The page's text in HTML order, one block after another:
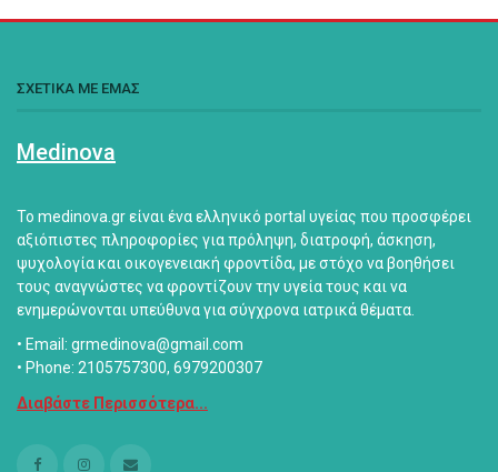
ΣΧΕΤΙΚΑ ΜΕ ΕΜΑΣ
Medinova
Το medinova.gr είναι ένα ελληνικό portal υγείας που προσφέρει
αξιόπιστες πληροφορίες για πρόληψη, διατροφή, άσκηση,
ψυχολογία και οικογενειακή φροντίδα, με στόχο να βοηθήσει
τους αναγνώστες να φροντίζουν την υγεία τους και να
ενημερώνονται υπεύθυνα για σύγχρονα ιατρικά θέματα.
• Email: grmedinova@gmail.com
• Phone: 2105757300, 6979200307
Διαβάστε Περισσότερα...